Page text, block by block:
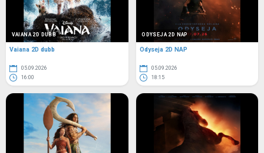
VAIANA 2D DUBB
Vaiana 2D dubb
05.09.2026
16:00
ODYSEJA 2D NAP
Odyseja 2D NAP
05.09.2026
18:15